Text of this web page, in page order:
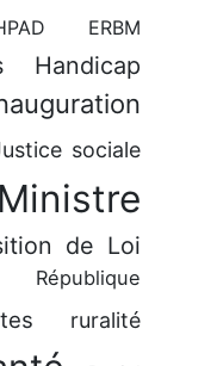
ERBM
Handicap
sociale
Ministre
de Loi
ruralité